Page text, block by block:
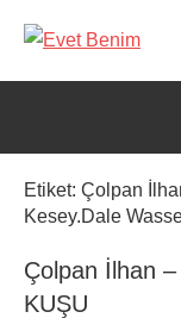
geç
Evet
Etiket: Çolpan
Kesey.Dale
Çolpan İlhan –
KUŞU